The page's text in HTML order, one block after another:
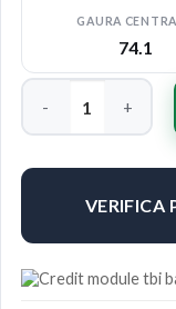
GAURA
74.1
Cantitate Jante ABS
VERIFICA